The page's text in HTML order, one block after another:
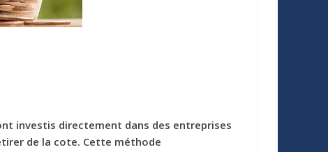
investis directement dans des entreprises
de la cote. Cette méthode